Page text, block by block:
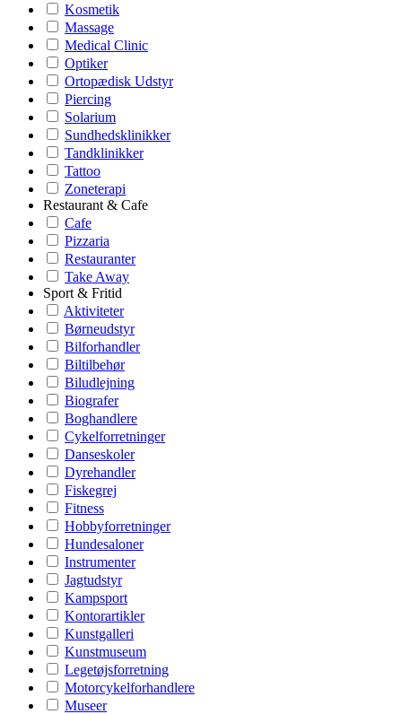
Kosmetik
Massage
Medical Clinic
Optiker
Ortopædisk Udstyr
Piercing
Solarium
Sundhedsklinikker
Tandklinikker
Tattoo
Zoneterapi
Restaurant & Cafe
Cafe
Pizzaria
Restauranter
Take Away
Sport & Fritid
Aktiviteter
Børneudstyr
Bilforhandler
Biltilbehør
Biludlejning
Biografer
Boghandlere
Cykelforretninger
Danseskoler
Dyrehandler
Fiskegrej
Fitness
Hobbyforretninger
Hundesaloner
Instrumenter
Jagtudstyr
Kampsport
Kontorartikler
Kunstgalleri
Kunstmuseum
Legetøjsforretning
Motorcykelforhandlere
Museer